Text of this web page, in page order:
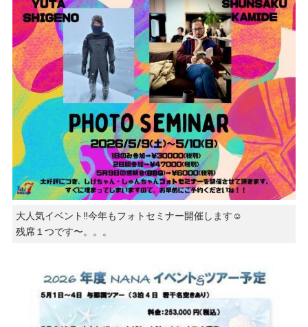
大人気イベント‼️今年もフォトセミナー開催します☺️
残席１つです〜。。。